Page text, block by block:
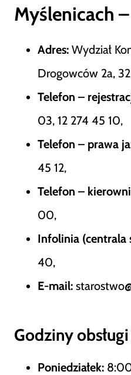
Myślenicach
Adres: Wydział
Drogowców 2a,
Telefon –
03, 12 274 45 10,
Telefon – prawa
45 12,
Telefon –
00,
Infolinia (centrala
40,
E-mail:
Godziny obsługi
Poniedziałek: